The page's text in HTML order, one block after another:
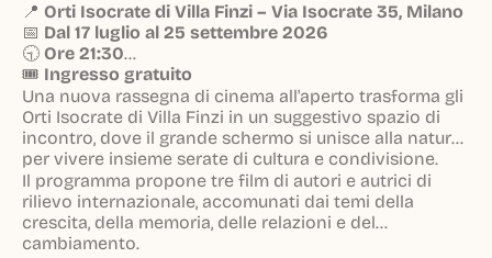
📍 Orti Isocrate di Villa Finzi – Via Isocrate 35, Milano
📅 Dal 17 luglio al 25 settembre 2026
🕤 Ore 21:30
🎟️ Ingresso gratuito
Una nuova rassegna di cinema all'aperto trasforma gli
Orti Isocrate di Villa Finzi in un suggestivo spazio di
incontro, dove il grande schermo si unisce alla natura
per vivere insieme serate di cultura e condivisione.
Il programma propone tre film di autori e autrici di
rilievo internazionale, accomunati dai temi della
crescita, della memoria, delle relazioni e del
cambiamento.